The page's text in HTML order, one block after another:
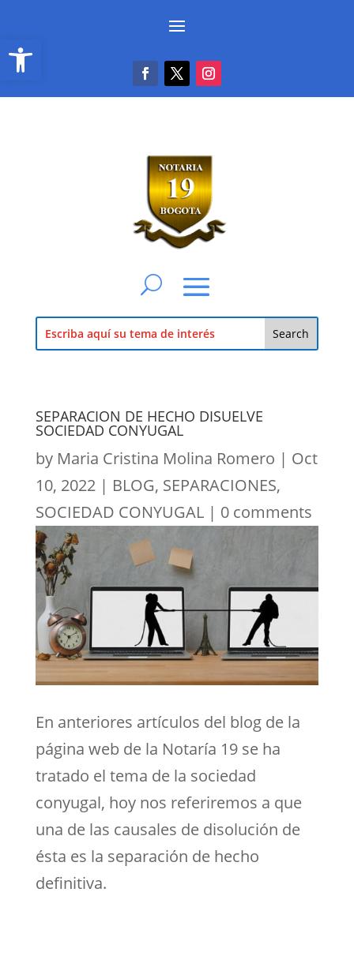
Abrir barra de herramientas
SEPARACION DE HECHO DISUELVE
SOCIEDAD CONYUGAL
by Maria Cristina Molina Romero | Oct
10, 2022| BLOG, SEPARACIONES,
SOCIEDAD CONYUGAL| 0 comments
En anteriores artículos del blog de la
página web de la Notaría 19 se ha
tratado el tema de la sociedad
conyugal, hoy nos referiremos a que
una de las causales de disolución de
ésta es la separación de hecho
definitiva.